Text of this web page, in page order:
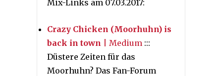
Mix-Links am 07.03.2017:
Crazy Chicken (Moorhuhn) is
back in town | Medium :::
Düstere Zeiten für das
Moorhuhn? Das Fan-Forum